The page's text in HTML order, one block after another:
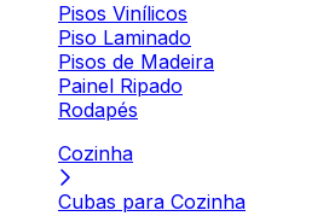
Pisos Vinílicos
Piso Laminado
Pisos de Madeira
Painel Ripado
Rodapés
Cozinha
Cubas para Cozinha